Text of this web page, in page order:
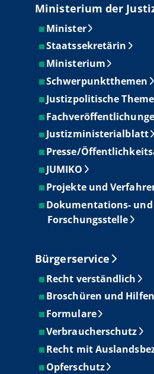
Ministerium der
Minister
Staatssekretärin
Ministerium
Schwerpunktthemen
Justizpolitische
Justizministerialblatt
Presse/
JUMIKO
Projekte und
Dokumentations- und
Forschungsstelle
Bürgerservice
Recht verständlich
Broschüren und Hilfen
Formulare
Verbraucherschutz
Recht mit
Opferschutz